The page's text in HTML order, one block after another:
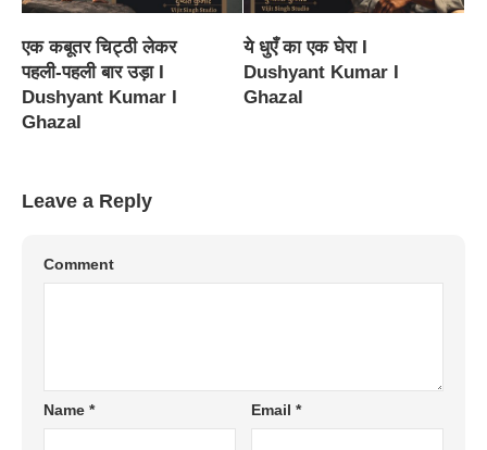
एक कबूतर चिट्ठी लेकर
पहली-पहली बार उड़ा I
Dushyant Kumar I
Ghazal
ये धुएँ का एक घेरा I
Dushyant Kumar I
Ghazal
Leave a Reply
Comment
Name * Email*